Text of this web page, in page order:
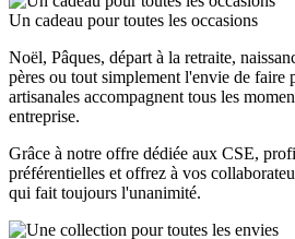
Un cadeau pour toutes les occasions
Noël, Pâques, départ à la retraite,
pères ou tout simplement l'envie de
artisanales accompagnent tous les
entreprise.
Grâce à notre offre dédiée aux CSE,
préférentielles et offrez à vos
qui fait toujours l'unanimité.